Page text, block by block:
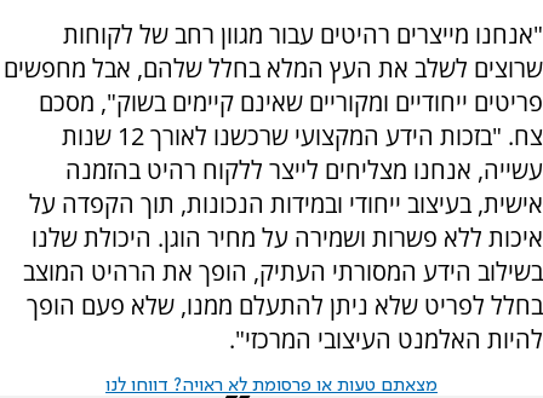
"אנחנו מייצרים רהיטים עבור מגוון רחב של לקוחות
שרוצים לשלב את העץ המלא בחלל שלהם, אבל מחפשים
פריטים ייחודיים ומקוריים שאינם קיימים בשוק", מסכם
צח. "בזכות הידע המקצועי שרכשנו לאורך 12 שנות
עשייה, אנחנו מצליחים לייצר ללקוח רהיט בהזמנה
אישית, בעיצוב ייחודי ובמידות הנכונות, תוך הקפדה על
איכות ללא פשרות ושמירה על מחיר הוגן. היכולת שלנו
בשילוב הידע המסורתי העתיק, הופך את הרהיט המוצב
בחלל לפריט שלא ניתן להתעלם ממנו, שלא פעם הופך
להיות האלמנט העיצובי המרכזי".
מצאתם טעות או פרסומת לא ראויה? דווחו לנו